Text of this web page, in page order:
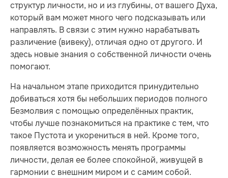
структур личности, но и из глубины, от вашего Духа,
который вам может много чего подсказывать или
направлять. В связи с этим нужно нарабатывать
различение (вивеку), отличая одно от другого. И
здесь новые знания о собственной личности очень
помогают.
На начальном этапе приходится принудительно
добиваться хотя бы небольших периодов полного
Безмолвия с помощью определённых практик,
чтобы лучше познакомиться на практике с тем, что
такое Пустота и укорениться в ней. Кроме того,
появляется возможность менять программы
личности, делая ее более спокойной, живущей в
гармонии с внешним миром и с самим собой.